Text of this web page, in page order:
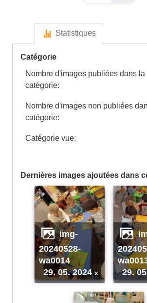
Statistiques
Catégorie
Nombre d'images publiées dans la
catégorie:
Nombre d'images non publiées
catégorie:
Catégorie vue:
Dernières images ajoutées dans
img-
20240528-
wa0014
29. 05. 2024x
29.